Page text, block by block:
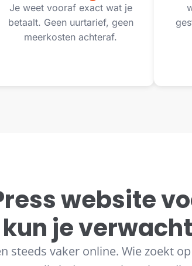
Je weet vooraf exact wat je
betaalt. Geen uurtarief, geen
meerkosten achteraf.
website
je
steeds vaker online. Wie zoekt